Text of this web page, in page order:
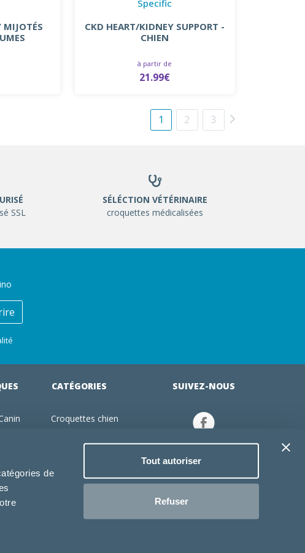
de
Tout autoriser
Refuser
MIJOTÉS
Specific
CKD HEART/KIDNEY SUPPORT -
CHIEN
à partir de
21.99€
1 2 3
SSL
SÉLÉCTION VÉTÉRINAIRE
croquettes médicalisées
CATÉGORIES
Croquettes chien
Jouets chien
Produits vétérinaire chien
Jouets chat
SUIVEZ-NOUS